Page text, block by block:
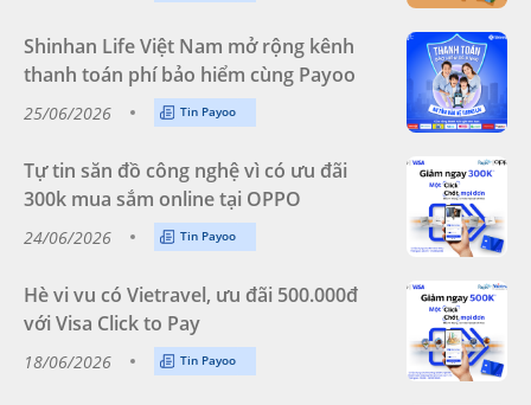
Shinhan Life Việt Nam mở rộng kênh
thanh toán phí bảo hiểm cùng Payoo
25/06/2026 Tin Payoo
Tự tin săn đồ công nghệ vì có ưu đãi
300k mua sắm online tại OPPO
24/06/2026 Tin Payoo
Hè vi vu có Vietravel, ưu đãi 500.000đ
với Visa Click to Pay
18/06/2026 Tin Payoo